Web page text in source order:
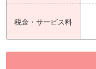
税金・サービス料